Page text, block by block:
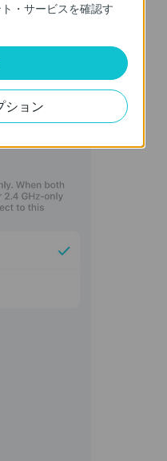
ワークで有効にするWi-Fiバ
・サービスを確認す
ション